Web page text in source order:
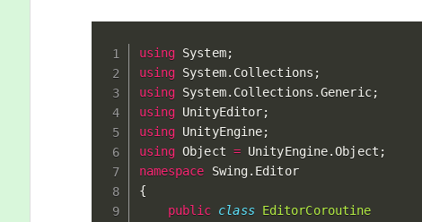
using System;
using System. Collections ;
using System. Collections .Generic;
using UnityEditor;
using UnityEngine;
using Object = UnityEngine.Object ;
namespace Swing.
Editor
{
public class EditorCoroutine